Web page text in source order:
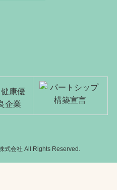
式会社 All Rights Reserved.